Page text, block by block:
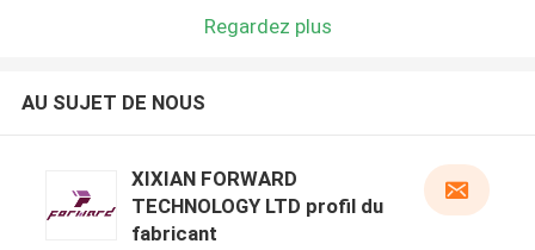
Regardez plus
AU SUJET DE NOUS
XIXIAN FORWARD
TECHNOLOGY LTD profil du
fabricant